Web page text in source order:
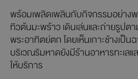
พร้อมเพลิดเพลินกับกิจกรรมอย่าง
ทิวต้นมะพร้าว เดินเล่นและถ่ายรูปต
พระอาทิตย์ตก โดยเห็นเกาะช้างเป็
บริเวณริมหาดยังมีร้านอาหารทะเล
ให้บริการ